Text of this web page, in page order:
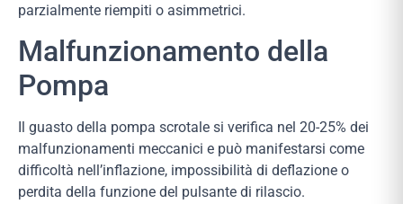
parzialmente riempiti o asimmetrici.
Malfunzionamento della
Pompa
Il guasto della pompa scrotale si verifica nel 20-25% dei
malfunzionamenti meccanici e può manifestarsi come
difficoltà nell’inflazione, impossibilità di deflazione o
perdita della funzione del pulsante di rilascio.